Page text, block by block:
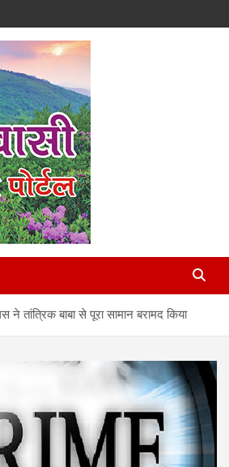
ने तांत्रिक बाबा से पूरा सामान बरामद किया